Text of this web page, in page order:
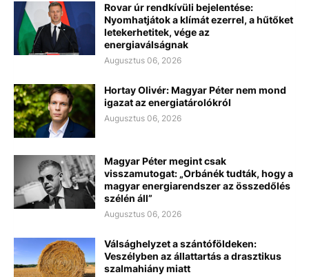
Rovar úr rendkívüli bejelentése:
Nyomhatjátok a klímát ezerrel, a hűtőket
letekerhetitek, vége az
energiaválságnak
Augusztus 06, 2026
Hortay Olivér: Magyar Péter nem mond
igazat az energiatárolókról
Augusztus 06, 2026
Magyar Péter megint csak
visszamutogat: „Orbánék tudták, hogy a
magyar energiarendszer az összedőlés
szélén áll”
Augusztus 06, 2026
Válsághelyzet a szántóföldeken:
Veszélyben az állattartás a drasztikus
szalmahiány miatt